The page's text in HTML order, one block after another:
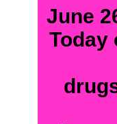
June
Today